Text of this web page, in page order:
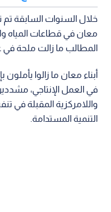
خلال السنوات السابقة تم
معان في قطاعات المياه
المطالب ما زالت ملحة في
أبناء معان ما زالوا يأملون
في العمل الإنتاجي،
واللامركزية المقبلة في
التنمية المستدامة.